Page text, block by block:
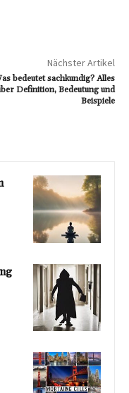
Nächster Artikel
bedeutet sachkundig? Alles
Definition, Bedeutung und
Beispiele